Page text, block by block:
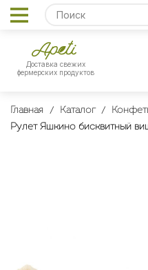
Доставка свежих
фермерских продуктов
Главная Каталог
Рулет Яшкино бисквитный